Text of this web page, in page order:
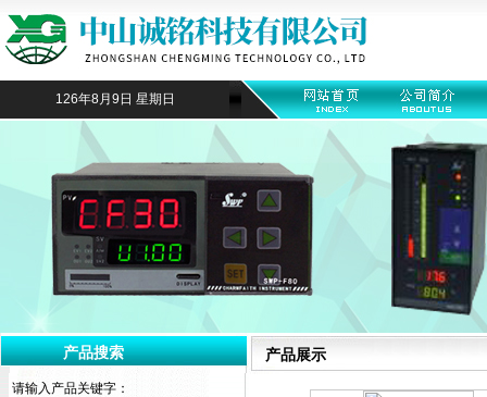
126年8月9日 星期日
产品搜索
请输入产品关键字：
产品展示